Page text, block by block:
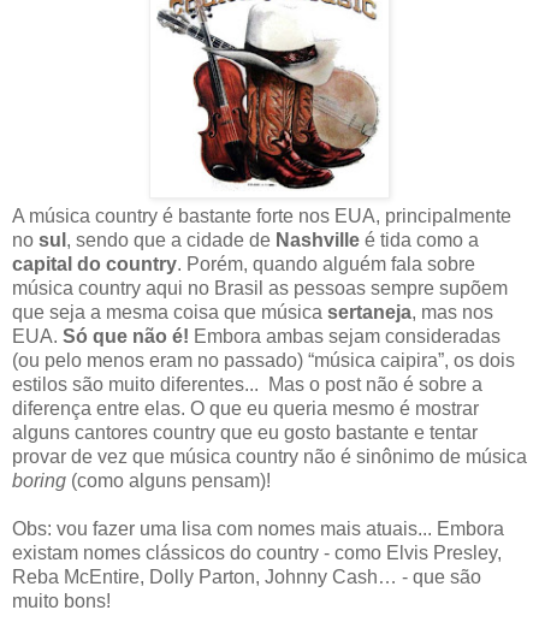
A música country é bastante forte nos EUA, principalmente
no sul , sendo que a cidade de Nashville é tida como a
capital do country. Porém, quando alguém fala sobre
música country aqui no Brasil as pessoas sempre supõem
que seja a mesma coisa que música sertaneja, mas nos
EUA. Só que não é! Embora ambas sejam consideradas
(ou pelo menos eram no passado) “música caipira”, os dois
estilos são muito diferentes... Mas o post não é sobre a
diferença entre elas. O que eu queria mesmo é mostrar
alguns cantores country que eu gosto bastante e tentar
provar de vez que música country não é sinônimo de música
boring (como alguns pensam)!
Obs: vou fazer uma lisa com nomes mais atuais... Embora
existam nomes clássicos do country - como Elvis Presley,
Reba McEntire, Dolly Parton, Johnny Cash… - que são
muito bons!